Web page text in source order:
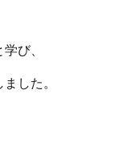
び、
した。